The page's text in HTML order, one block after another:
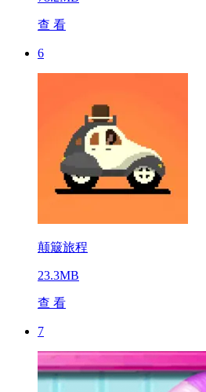
查 看
6
颠簸旅程
23.3MB
查 看
7